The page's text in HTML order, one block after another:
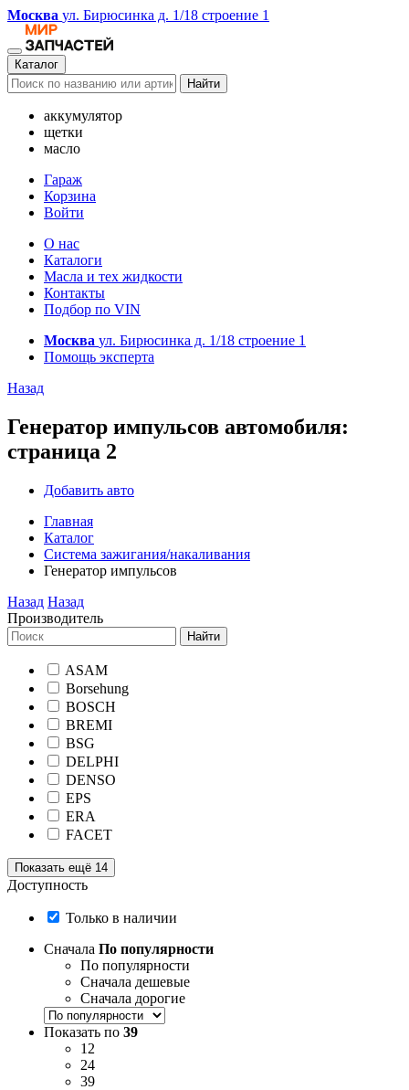
Москва ул. Бирюсинка д. 1/18 строение 1
Каталог
Найти
аккумулятор
щетки
масло
Гараж
Корзина
Войти
О нас
Каталоги
Масла и тех жидкости
Контакты
Подбор по VIN
Москва ул. Бирюсинка д. 1/18 строение 1
Помощь эксперта
Назад
Генератор импульсов автомобиля:
страница 2
Добавить авто
Главная
Каталог
Система зажигания/накаливания
Генератор импульсов
Назад Назад
Производитель
Найти
ASAM
Borsehung
BOSCH
BREMI
BSG
DELPHI
DENSO
EPS
ERA
FACET
Показать ещё 14
Доступность
Только в наличии
Сначала По популярности
По популярности
Сначала дешевые
Сначала дорогие
Показать по 39
12
24
39